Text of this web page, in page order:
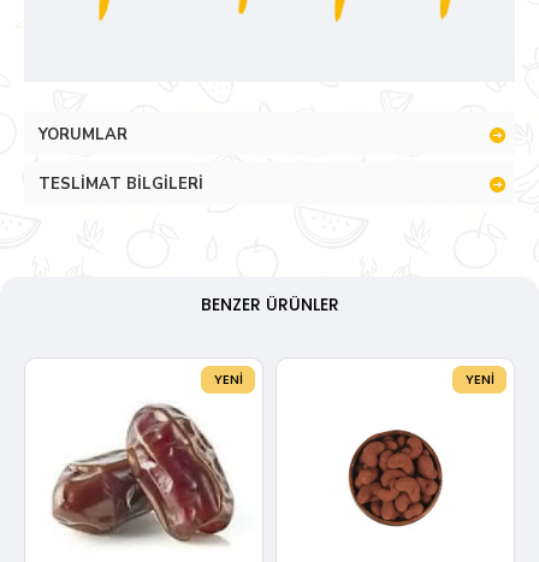
YORUMLAR
TESLIMAT BILGILERI
BENZER ÜRÜNLER
YENI YENI